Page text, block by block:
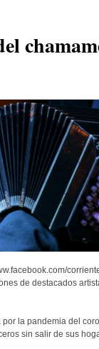
de destacados
la pandemia del
sin salir de sus